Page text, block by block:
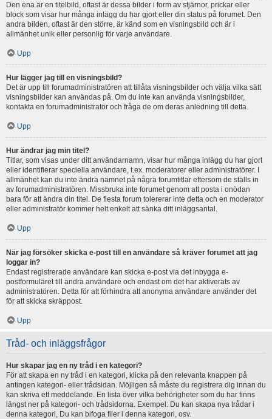
Den ena är en titelbild, oftast är dessa bilder i form av stjärnor, prickar eller
block som visar hur många inlägg du har gjort eller din status på forumet. Den
andra bilden, oftast är den större, är känd som en visningsbild och är i
allmänhet unik eller personlig för varje användare.
Upp
Hur lägger jag till en visningsbild?
Det är upp till forumadministratören att tillåta visningsbilder och välja vilka sätt
visningsbilder kan användas på. Om du inte kan använda visningsbilder,
kontakta en forumadministratör och fråga de om deras anledning till detta.
Upp
Hur ändrar jag min titel?
Titlar, som visas under ditt användarnamn, visar hur många inlägg du har gjort
eller identifierar speciella användare, t.ex. moderatorer eller administratörer. I
allmänhet kan du inte ändra namnet på några forumtitlar eftersom de ställs in
av forumadministratören. Missbruka inte forumet genom att posta i onödan
bara för att ändra din titel. De flesta forum tolererar inte detta och en moderator
eller administratör kommer helt enkelt att sänka ditt inläggsantal.
Upp
När jag försöker skicka e-post till en användare så kräver forumet att jag
loggar in?
Endast registrerade användare kan skicka e-post via det inbygga e-
postformuläret till andra användare och endast om det har aktiverats av
administratören. Detta för att förhindra att anonyma användare använder det
för att skicka skräppost.
Upp
Tråd- och inläggsfrågor
Hur skapar jag en ny tråd i en kategori?
För att skapa en ny tråd i en kategori, klicka på den relevanta knappen på
antingen kategori- eller trådsidan. Möjligen så måste du registrera dig innan du
kan skriva ett meddelande. En lista över vilka behörigheter som du har finns
längst ner på kategori- och trådsidorna. Exempel: Du kan skapa nya trådar i
denna kategori, Du kan bifoga filer i denna kategori, osv.